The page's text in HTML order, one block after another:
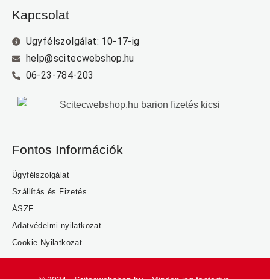
Kapcsolat
Ügyfélszolgálat: 10-17-ig
help@scitecwebshop.hu
06-23-784-203
Fontos Információk
Ügyfélszolgálat
Szállítás és Fizetés
ÁSZF
Adatvédelmi nyilatkozat
Cookie Nyilatkozat